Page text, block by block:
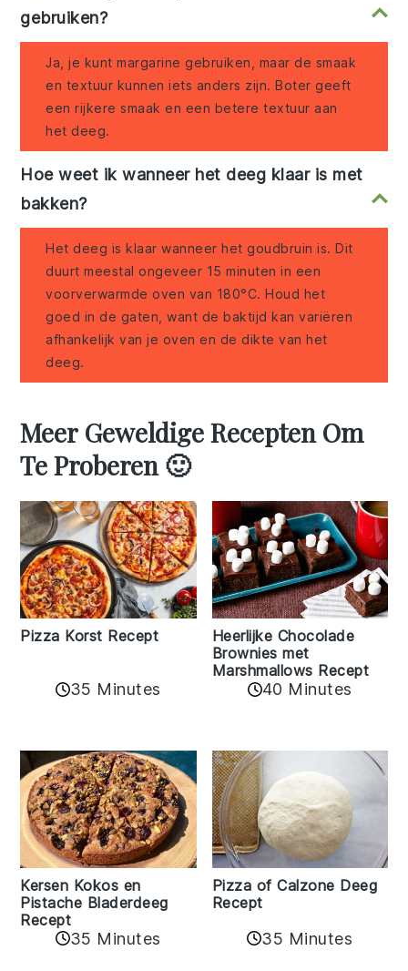
gebruiken?
Ja, je kunt margarine gebruiken, maar de smaak
en textuur kunnen iets anders zijn. Boter geeft
een rijkere smaak en een betere textuur aan
het deeg.
Hoe weet ik wanneer het deeg klaar is met
bakken?
Het deeg is klaar wanneer het goudbruin is. Dit
duurt meestal ongeveer 15 minuten in een
voorverwarmde oven van 180°C. Houd het
goed in de gaten, want de baktijd kan variëren
afhankelijk van je oven en de dikte van het
deeg.
Meer Geweldige Recepten Om
Te Proberen 🙂
Pizza Korst Recept
35 Minutes
Heerlijke Chocolade
Brownies met
Marshmallows Recept
40 Minutes
Kersen Kokos en
Pistache Bladerdeeg
Recept
35 Minutes
Pizza of Calzone Deeg
Recept
35 Minutes